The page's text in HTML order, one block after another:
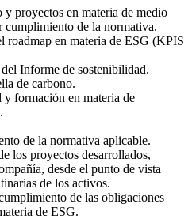
proyectos en materia de medio
cumplimiento de la normativa.
roadmap en materia de ESG (KPIS
Informe de sostenibilidad.
de carbono.
y formación en materia de
de la normativa aplicable.
los proyectos desarrollados,
desde el punto de vista
de los activos.
de las obligaciones
de ESG.